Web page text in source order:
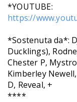
*YOUTUBE:
https://
*Sostenuta da*:
Ducklings),
Chester P,
Kimberley
D, Reveal, +
****